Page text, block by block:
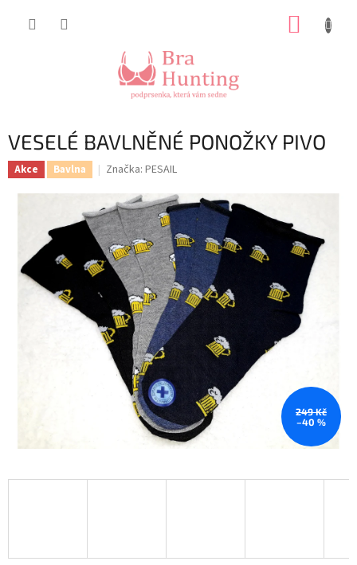
VESELÉ BAVLNĚNÉ PONOŽKY PIVO
Akce Bavlna Značka: PESAIL
249 Kč
–40 %